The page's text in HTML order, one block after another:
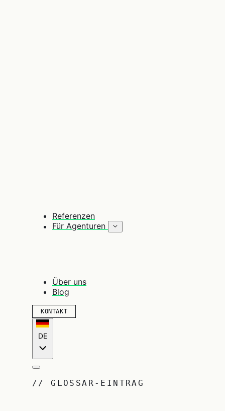
Referenzen
Für Agenturen
Über uns
Blog
KONTAKT
DE
// GLOSSAR-EINTRAG